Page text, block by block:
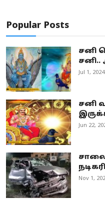
Popular Posts
சனி
சனி..
Jul 1, 2024
சனி
Jun 22,
சாலை
Nov 1,